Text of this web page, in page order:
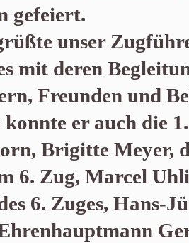
gefeiert.
unser
mit deren
Freunden und
er auch die
Brigitte Meyer,
6. Zug, Marcel
6. Zuges, Hans-